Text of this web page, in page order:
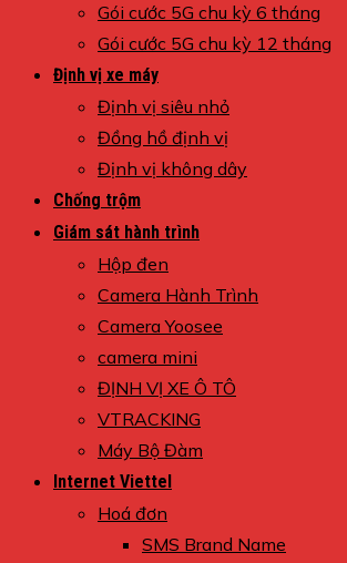
Gói cước 5G chu kỳ 6 tháng
Gói cước 5G chu kỳ 12 tháng
Định vị xe máy
Định vị siêu nhỏ
Đồng hồ định vị
Định vị không dây
Chống trộm
Giám sát hành trình
Hộp đen
Camera Hành Trình
Camera Yoosee
camera mini
ĐỊNH VỊ XE Ô TÔ
VTRACKING
Máy Bộ Đàm
Internet Viettel
Hoá đơn
SMS Brand Name